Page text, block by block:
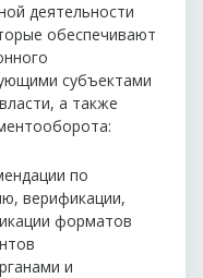
деятельности
обеспечивают
субъектами
а также
по
верификации,
форматов
и